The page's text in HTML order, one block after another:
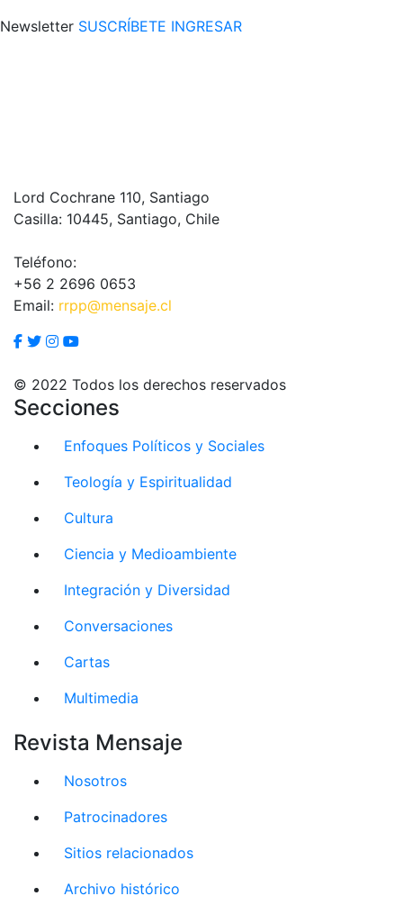
Newsletter SUSCRÍBETE INGRESAR
Lord Cochrane 110, Santiago
Casilla: 10445, Santiago, Chile
Teléfono:
+56 2 2696 0653
Email: rrpp@mensaje.cl
© 2022 Todos los derechos reservados
Secciones
Enfoques Políticos y Sociales
Teología y Espiritualidad
Cultura
Ciencia y Medioambiente
Integración y Diversidad
Conversaciones
Cartas
Multimedia
Revista Mensaje
Nosotros
Patrocinadores
Sitios relacionados
Archivo histórico